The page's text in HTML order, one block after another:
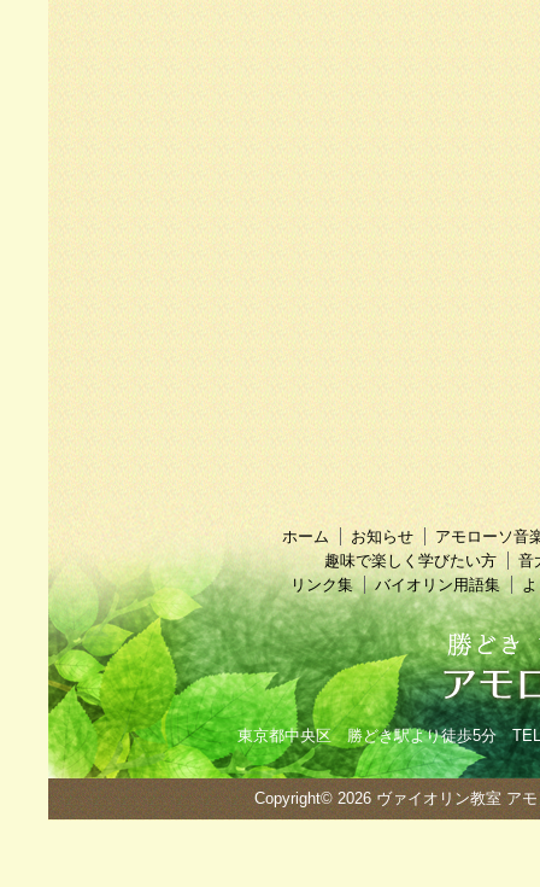
ホーム お知らせ
アモローソ音
趣味で楽しく学びたい方
音
リンク集
バイオリン用語集
東京都中央区 勝どき駅より徒歩5分
Copyright© 2026 ヴァイオリン教室 ア